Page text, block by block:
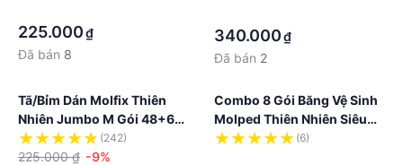
225.000₫
Đã bán 8
340.000₫
Đã bán 2
Tã/bỉm Dán Molfix Thiên
Nhiên Jumbo M Gói 48+6
Miếng
(242)
225.000 ₫ -9%
Combo 8 Gói Băng Vệ Sinh
Molped Thiên Nhiên Siêu
Bảo Vệ Siêu Mỏng Có Cánh
(6)